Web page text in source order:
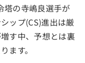
塔の寺嶋良選手が
ップ(CS)進出は厳
す中、予想とは裏
ます。